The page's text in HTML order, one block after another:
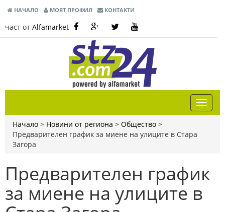
НАЧАЛО МОЯТ ПРОФИЛ КОНТАКТИ
част от Alfamarket
Начало > Новини от региона > Общество >
Предварителен график за миене на улиците в Стара
Загора
Предварителен график
за миене на улиците в